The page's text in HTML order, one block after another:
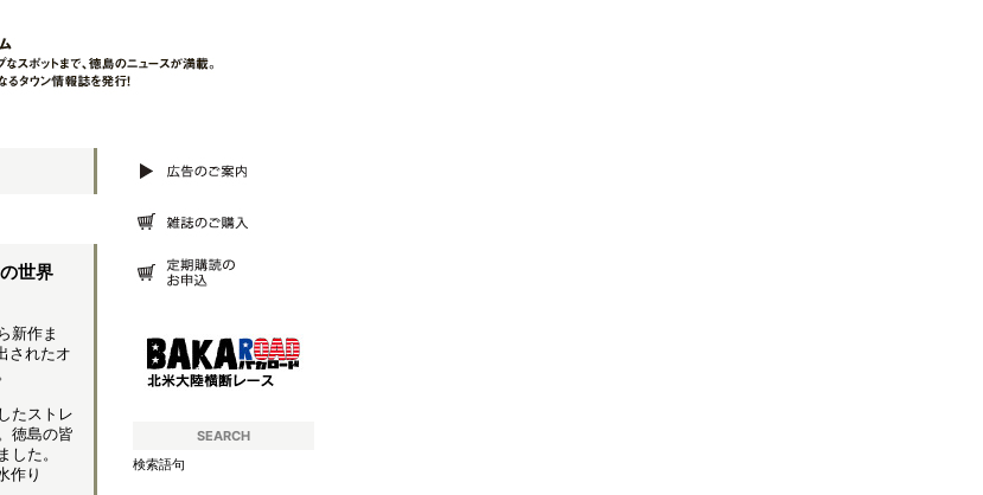
世界
新作ま
されたオ
たストレ
徳島の皆
した。
作り
SEARCH
検索語句